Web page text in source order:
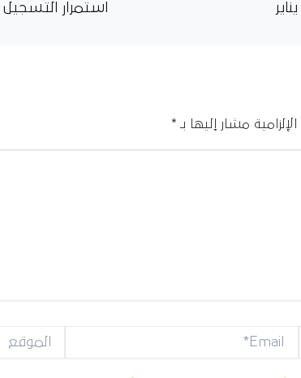
الإلزامية مشار إليها بـ *
Email* الموقع